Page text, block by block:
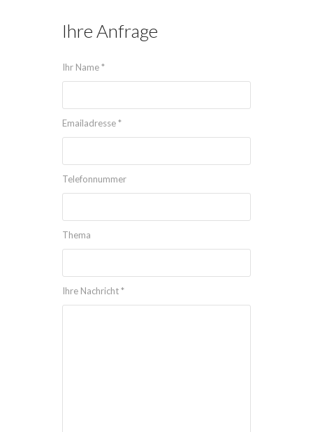
Ihre Anfrage
Ihr Name *
Emailadresse *
Telefonnummer
Thema
Ihre Nachricht *